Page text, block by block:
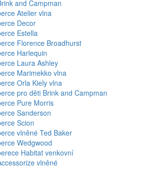
and Campman
Atelier vlna
Decor
Estella
Florence Broadhurst
Harlequin
Laura Ashley
Marimekko vlna
Orla Kiely vlna
pro děti Brink and Campman
Pure Morris
Sanderson
Scion
vlněné Ted Baker
Wedgwood
Habitat venkovní
vlněné